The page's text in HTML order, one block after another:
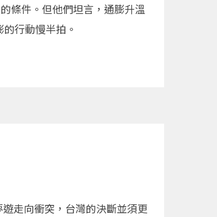
條件。但他們坦言，通膨升溫
行動慢半拍。
走向衝突，台灣的決斷並須更